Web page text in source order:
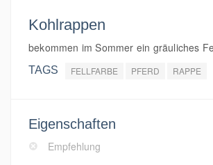
Kohlrappen
bekommen im Sommer ein gräuliches
TAGS FELLFARBE PFERD RAPPE
Eigenschaften
Empfehlung